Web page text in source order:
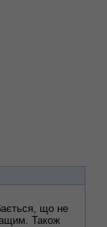
що не
Також